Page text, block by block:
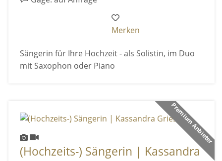
Merken
Sängerin für Ihre Hochzeit - als Solistin, im Duo
mit Saxophon oder Piano
Premium Anbieter
(Hochzeits-) Sängerin | Kassandra